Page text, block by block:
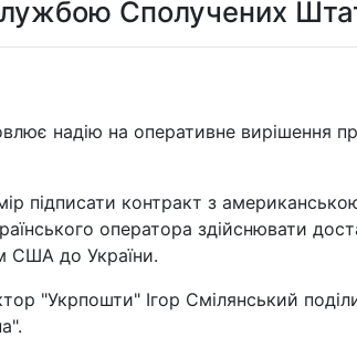
Сполучених
надію на оперативне вирішення
підписати контракт з
оператора здійснювати
США до України.
"Укрпошти" Ігор Смілянський